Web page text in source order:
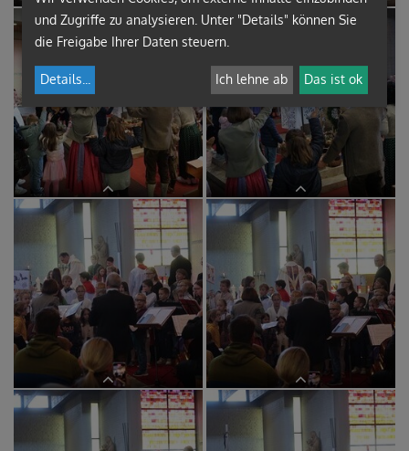
und Zugriffe zu analysieren. Unter "Details" können Sie
die Freigabe Ihrer Daten steuern.
Details Ich lehne ab Das ist ok